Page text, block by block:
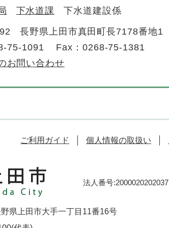
下水道課 下水道建設係
長野県上田市真田町長7178番地1
75-1091
Fax：0268-75-1381
お問い合わせ
ご利用ガイド 個人情報の取扱い
法人番号:2000020202037
県上田市大手一丁目11番16号